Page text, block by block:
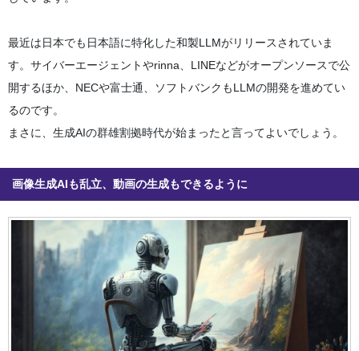
最近は日本でも日本語に特化した和製LLMがリリースされていま
す。サイバーエージェントやrinna、LINEなどがオープンソースで公
開するほか、NECや富士通、ソフトバンクもLLMの開発を進めてい
るのです。
まさに、生成AIの群雄割拠時代が始まったと言ってよいでしょう。
画像生成AIも乱立、動画の生成もできるように